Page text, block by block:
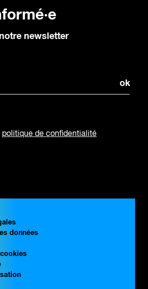
newsletter
politique de confidentialité
données